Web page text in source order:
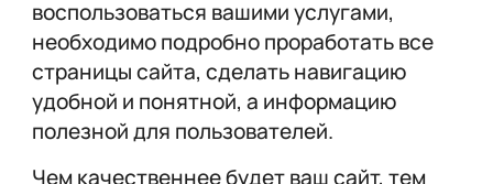
воспользоваться вашими услугами,
необходимо подробно проработать все
страницы сайта, сделать навигацию
удобной и понятной, а информацию
полезной для пользователей.
Чем качественнее будет ваш сайт, тем